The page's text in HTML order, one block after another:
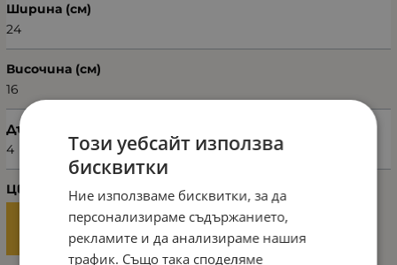
Ширина (см)
24
Височина (см)
16
Дълбочина (см)
4
Цвят
Този уебсайт използва
бисквитки
Ние използваме бисквитки, за да
персонализираме съдържанието,
рекламите и да анализираме нашия
трафик. Също така споделяме